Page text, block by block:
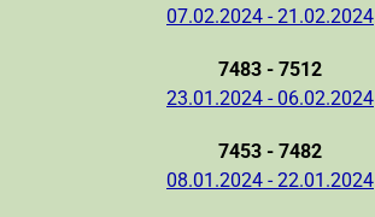
07.02.2024 - 21.02.2024
7483 - 7512
23.01.2024 - 06.02.2024
7453 - 7482
08.01.2024 - 22.01.2024